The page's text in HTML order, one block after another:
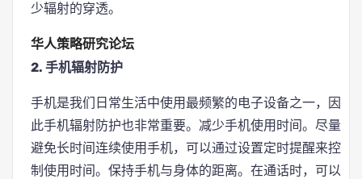
少辐射的穿透。
华人策略研究论坛
2. 手机辐射防护
手机是我们日常生活中使用最频繁的电子设备之一，因
此手机辐射防护也非常重要。减少手机使用时间。尽量
避免长时间连续使用手机，可以通过设置定时提醒来控
制使用时间。保持手机与身体的距离。在通话时，可以